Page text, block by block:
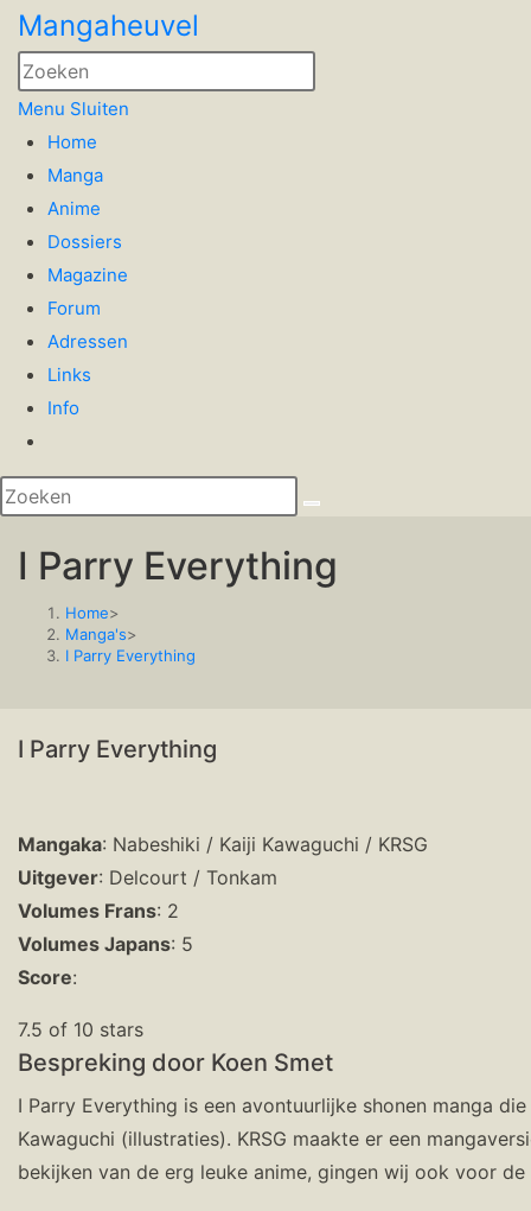
Spring
naar
de
inhoud
Mangaheuvel
Menu Sluiten
Home
Manga
Anime
Dossiers
Magazine
Forum
Adressen
Links
Info
zoeken
aan-/uitzetten
Zoek
dezeI Parry Everything
Home>
Manga's>
I Parry Everything
I Parry Everything
Mangaka: Nabeshiki / Kaiji Kawaguchi / KRSG
Uitgever: Delcourt / Tonkam
Volumes Frans: 2
Volumes Japans: 5
Score:
7.5 of 10 stars
Bespreking door Koen Smet
I Parry Everything is een avontuurlijke shonen manga
Kawaguchi (illustraties). KRSG maakte er een
bekijken van de erg leuke anime, gingen wij ook voor